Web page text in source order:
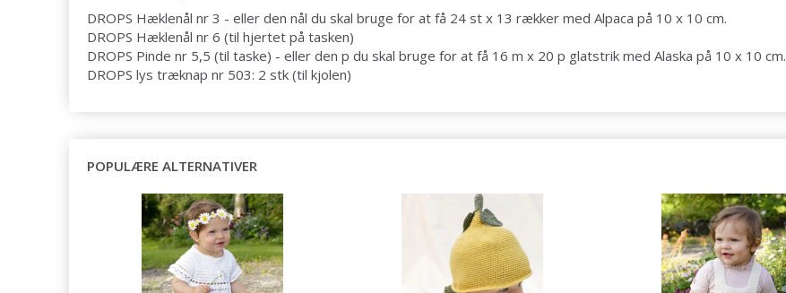
DROPS Hæklenål nr 3 - eller den nål du skal bruge for at få 24 st x 13 rækker med Alpaca på 10 x 10 cm.
DROPS Hæklenål nr 6 (til hjertet på tasken)
DROPS Pinde nr 5,5 (til taske) - eller den p du skal bruge for at få 16 m x 20 p glatstrik med Alaska på 10 x 10 cm.
DROPS lys træknap nr 503: 2 stk (til kjolen)
POPULÆRE ALTERNATIVER
Ja tak